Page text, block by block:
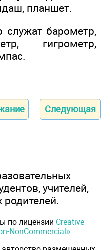
планшет.
служат барометр,
гигрометр,
Следующая
учителей,
родителей.
по лицензии Creative
NonCommercial»